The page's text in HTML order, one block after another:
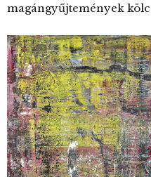
magángyűjtemények